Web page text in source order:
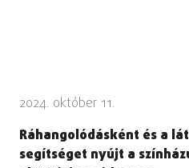
2024. október 11.
Ráhangolódásként és a
segítséget nyújt a